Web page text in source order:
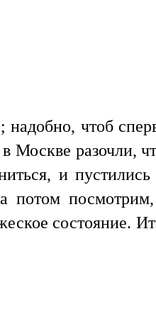
чтоб
Москве разочли,
и
потом
состояние.